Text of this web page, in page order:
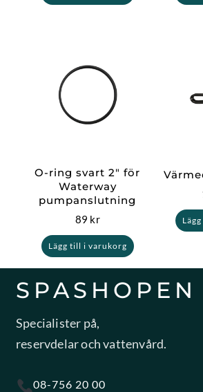
O-ring svart 2″ för
Waterway
pumpanslutning
89 kr
Lägg till i varukorg
SPASHOPEN
Specialister på,
reservdelar och vattenvård.
08-756 20 00